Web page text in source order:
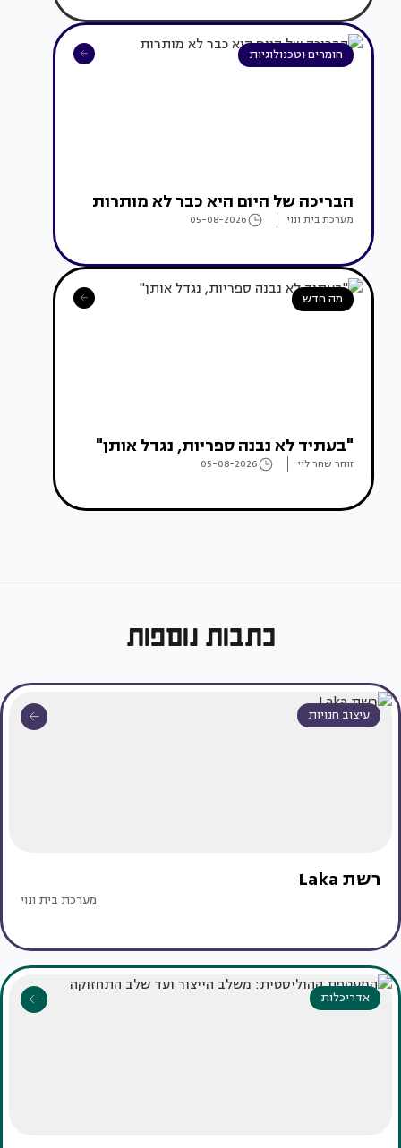
חומרים וטכנולוגיות
הבריכה של היום היא כבר לא מותרות
מערכת בית ונוי 05-08-2026
מה חדש
"בעתיד לא נבנה ספריות, נגדל אותן"
זוהר שחר לוי 05-08-2026
כתבות נוספות
עיצוב חנויות
רשת Laka
מערכת בית ונוי
אדריכלות